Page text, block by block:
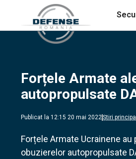
Forțele Armate
autopropulsate
Publicat la 12:15 20 mai 2022Știri
Forțele Armate Ucrainene
obuzierelor autopropulsate